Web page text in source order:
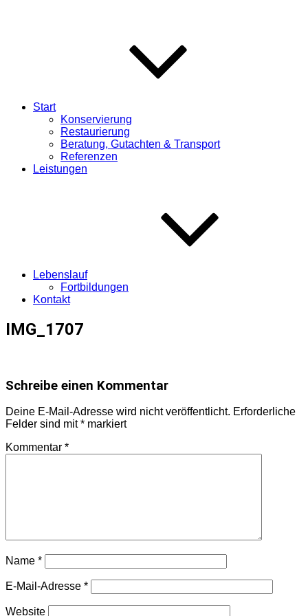
Start
Konservierung
Restaurierung
Beratung, Gutachten & Transport
Referenzen
Leistungen
Lebenslauf
Fortbildungen
Kontakt
IMG_1707
Schreibe einen Kommentar
Deine E-Mail-Adresse wird nicht veröffentlicht. Erforderliche
Felder sind mit* markiert
Kommentar *
Name *
E-Mail-Adresse *
Website